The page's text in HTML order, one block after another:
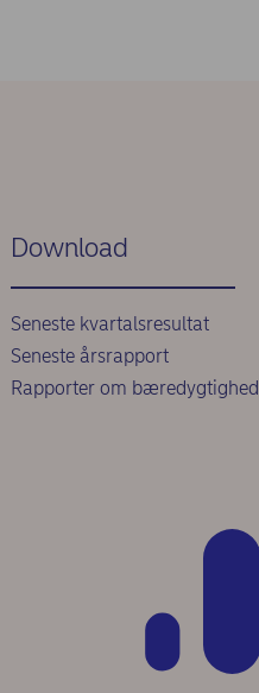
Download
Seneste kvartalsresultat
Seneste årsrapport
Rapporter om bæredygtighed